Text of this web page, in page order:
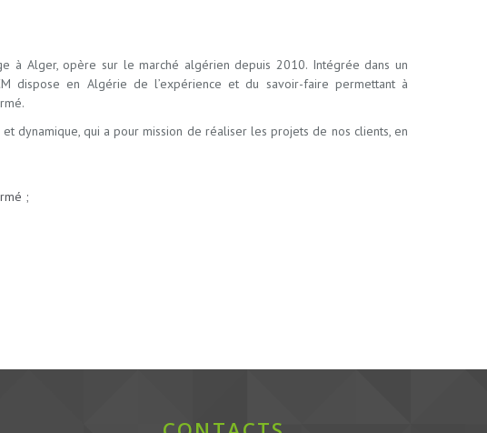
à Alger, opère sur le marché algérien depuis 2010. Intégrée dans un
dispose en Algérie de l’expérience et du savoir-faire permettant à
dynamique, qui a pour mission de réaliser les projets de nos clients, en
;